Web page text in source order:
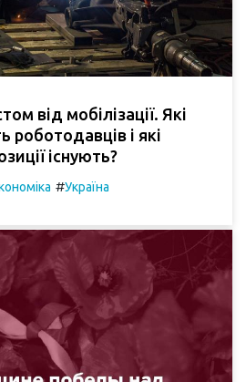
від мобілізації. Які
роботодавців і які
існують?
#Україна